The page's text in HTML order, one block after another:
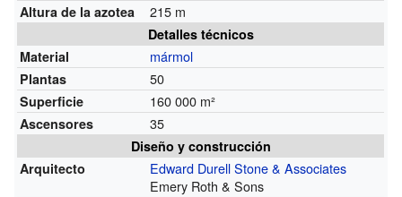
Altura de la azotea
215 m
Detalles técnicos
Material
mármol
Plantas 50
Superficie 160 000 m²
Ascensores 35
Diseño y construcción
Arquitecto
Edward Durell Stone & Associates
Emery Roth & Sons